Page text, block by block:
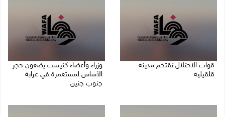
قوات الاحتلال تقتحم مدينة
قلقيلية
وزراء وأعضاء كنيست يضعون حجر
الأساس لمستعمرة في عرابة
جنوب جنين